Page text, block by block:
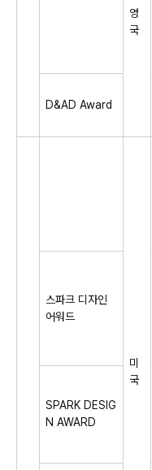
영
국
D&AD Award
미
국
스파크 디자인
어워드
SPARK DESIG
N AWARD